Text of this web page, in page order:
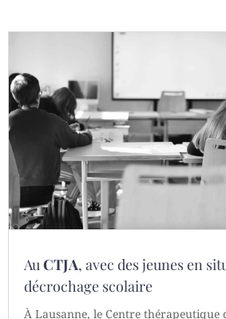
Au CTJA, avec des jeunes en
décrochage scolaire
À Lausanne, le Centre